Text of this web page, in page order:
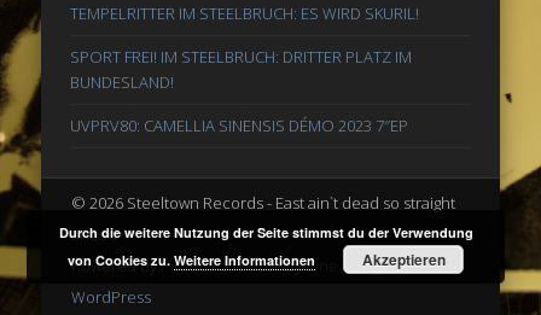
TEMPELRITTER IM STEELBRUCH: ES WIRD SKURIL!
SPORT FREI! IM STEELBRUCH: DRITTER PLATZ IM
BUNDESLAND!
UVPRV80: CAMELLIA SINENSIS DÉMO 2023 7″EP
© 2026 Steeltown Records - East ain`t dead so straight
ahead
Powered byPinboard ThemebyOne Designsand
WordPress
Durch die weitere Nutzung der Seite stimmst du der Verwendung
von Cookies zu.Weitere Informationen Akzeptieren